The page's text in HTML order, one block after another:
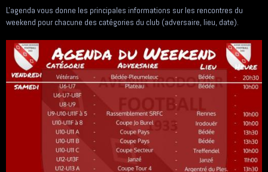
L'agenda vous donne les principales informations sur les rencontres du
weekend pour chacune des catégories du club (adversaire, lieu, date).